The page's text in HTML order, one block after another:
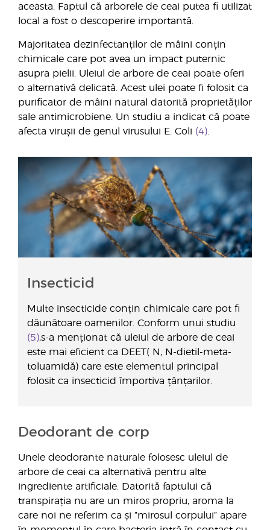
aceasta. Faptul că arborele de ceai putea fi utilizat
local a fost o descoperire importantă.
Majoritatea dezinfectanților de mâini conțin
chimicale care pot avea un impact puternic
asupra pielii. Uleiul de arbore de ceai poate oferi
o alternativă delicată. Acest ulei poate fi folosit ca
purificator de mâini natural datorită proprietăților
sale antimicrobiene. Un studiu a indicat că poate
afecta virușii de genul virusului E. Coli (4)
Insecticid
Multe insecticide conțin chimicale care pot fi
dăunătoare oamenilor. Conform unui studiu
(5),s-a menționat că uleiul de arbore de ceai
este mai eficient ca DEET( N, N-dietil-meta-
toluamidă) care este elementul principal
folosit ca insecticid împortiva țânțarilor.
Deodorant de corp
Unele deodorante naturale folosesc uleiul de
arbore de ceai ca alternativă pentru alte
ingrediente artificiale. Datorită faptului că
transpirația nu are un miros propriu, aroma la
care noi ne referim ca și ”mirosul corpului” apare